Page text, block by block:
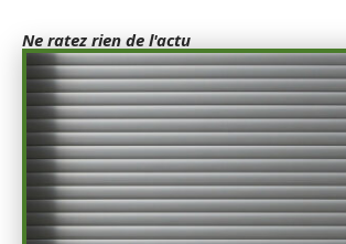
Ne ratez rien de l'actu